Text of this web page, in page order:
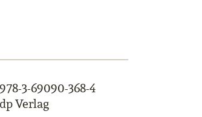
978-3-69090-368-4
dp Verlag